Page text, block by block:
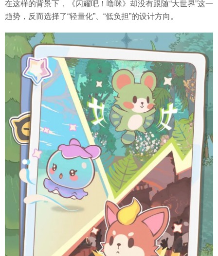
在这样的背景下，《闪耀吧！噜咪》却没有跟随“大世界”这一
趋势，反而选择了“轻量化”、“低负担”的设计方向。